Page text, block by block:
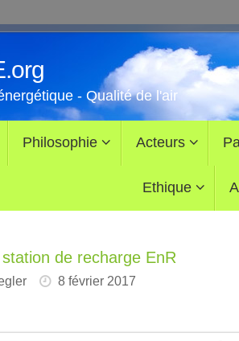
- Qualité de l'air
Philosophie Acteurs
Ethique
de recharge EnR
8 février 2017